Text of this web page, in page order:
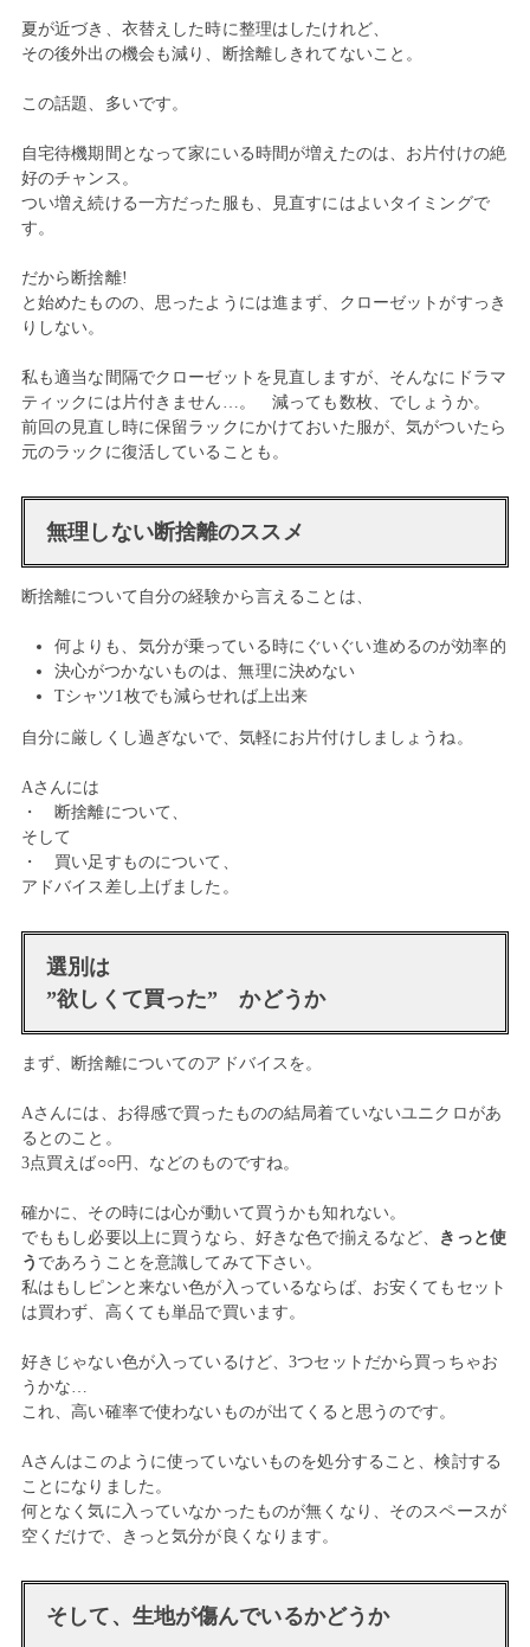
夏が近づき、衣替えした時に整理はしたけれど、
その後外出の機会も減り、断捨離しきれてないこと。
この話題、多いです。
自宅待機期間となって家にいる時間が増えたのは、お片付けの絶
好のチャンス。
つい増え続ける一方だった服も、見直すにはよいタイミングで
す。
だから断捨離!
と始めたものの、思ったようには進まず、クローゼットがすっき
りしない。
私も適当な間隔でクローゼットを見直しますが、そんなにドラマ
ティックには片付きません…。 減っても数枚、でしょうか。
前回の見直し時に保留ラックにかけておいた服が、気がついたら
元のラックに復活していることも。
無理しない断捨離のススメ
断捨離について自分の経験から言えることは、
何よりも、気分が乗っている時にぐいぐい進めるのが効率的
決心がつかないものは、無理に決めない
Tシャツ1枚でも減らせれば上出来
自分に厳しくし過ぎないで、気軽にお片付けしましょうね。
Aさんには
・ 断捨離について、
そして
・ 買い足すものについて、
アドバイス差し上げました。
選別は
”欲しくて買った” かどうか
まず、断捨離についてのアドバイスを。
Aさんには、お得感で買ったものの結局着ていないユニクロがあ
るとのこと。
3点買えば○○円、などのものですね。
確かに、その時には心が動いて買うかも知れない。
でももし必要以上に買うなら、好きな色で揃えるなど、
きっと使
う であろうことを意識してみて下さい。
私はもしピンと来ない色が入っているならば、お安くてもセット
は買わず、高くても単品で買います。
好きじゃない色が入っているけど、3つセットだから買っちゃお
うかな…
これ、高い確率で使わないものが出てくると思うのです。
Aさんはこのように使っていないものを処分すること、検討する
ことになりました。
何となく気に入っていなかったものが無くなり、そのスペースが
空くだけで、きっと気分が良くなります。
そして、生地が傷んでいるかどうか